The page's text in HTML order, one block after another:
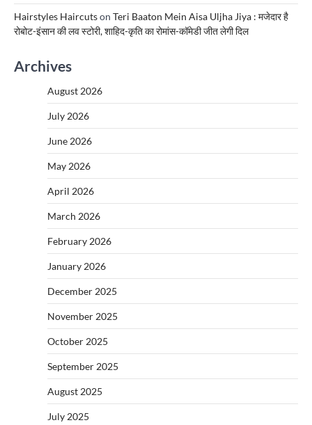
Hairstyles Haircutson Teri Baaton Mein Aisa Uljha Jiya : मजेदार है
रोबोट-इंसान की लव स्टोरी, शाहिद-कृति का रोमांस-कॉमेडी जीत लेगी दिल
Archives
August 2026
July 2026
June 2026
May 2026
April 2026
March 2026
February 2026
January 2026
December 2025
November 2025
October 2025
September 2025
August 2025
July 2025